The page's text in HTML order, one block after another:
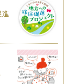
ツとポイント３
せがんだりとい
進